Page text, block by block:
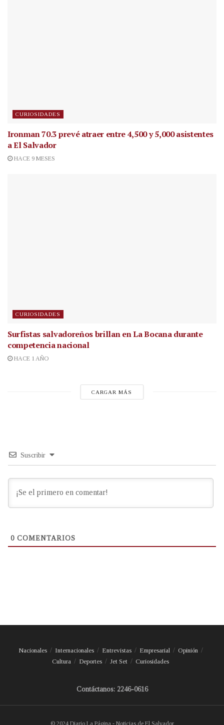
CURIOSIDADES
Ironman 70.3 prevé atraer entre 4,500 y 5,000 asistentes
a El Salvador
HACE 9 MESES
CURIOSIDADES
Surfistas salvadoreños brillan en La Bocana durante
competencia nacional
HACE 1 AÑO
CARGAR MÁS
Suscribir
0 COMENTARIOS
Nacionales Internacionales Entrevistas Empresarial
Opinión
Cultura
Deportes Jet Set Curiosidades
Contáctanos: 2246-0616
© 2024 Diario La Página - Noticias de El Salvador